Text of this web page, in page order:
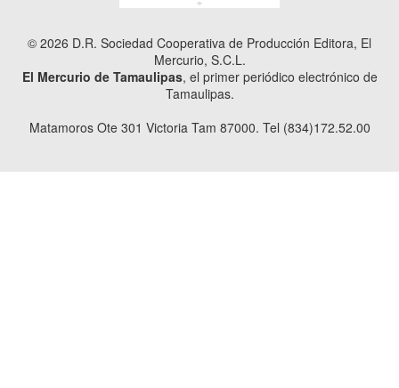
© 2026 D.R. Sociedad Cooperativa de Producción Editora, El
Mercurio, S.C.L.
El Mercurio de Tamaulipas, el primer periódico electrónico de
Tamaulipas.
Matamoros Ote 301 Victoria Tam 87000. Tel (834)172.52.00